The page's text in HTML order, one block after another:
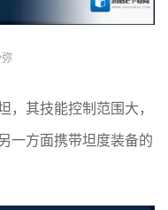
，其技能控制范围大，
一方面携带坦度装备的